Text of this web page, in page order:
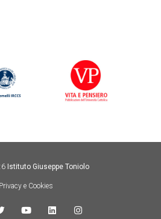
Istituto Giuseppe Toniolo
Privacy e Cookies